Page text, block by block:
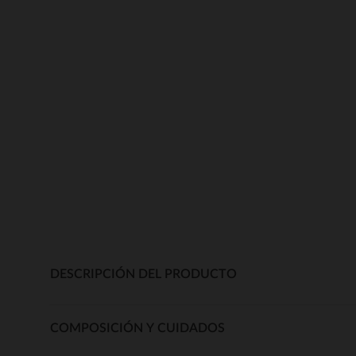
DESCRIPCIÓN DEL PRODUCTO
COMPOSICIÓN Y CUIDADOS